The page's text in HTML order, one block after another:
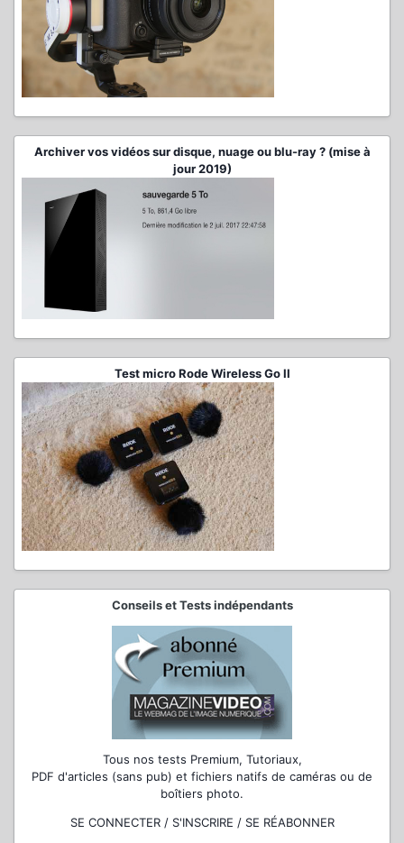
Archiver vos vidéos sur disque, nuage ou blu-ray ? (mise à
jour 2019)
Test micro Rode Wireless Go II
Conseils et Tests indépendants
Tous nos tests Premium, Tutoriaux,
PDF d'articles (sans pub) et fichiers natifs de caméras ou de
boîtiers photo.
SE CONNECTER / S'INSCRIRE / SE RÉABONNER